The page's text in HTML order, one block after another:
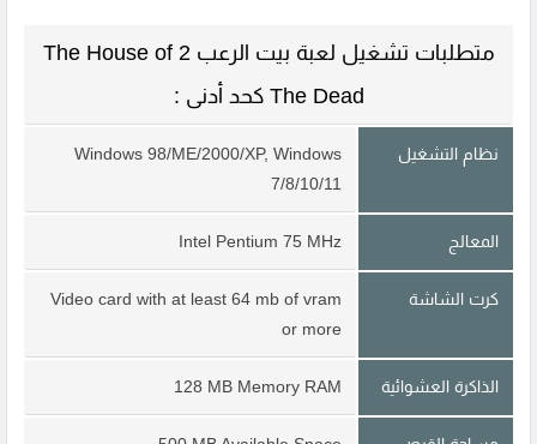
متطلبات تشغيل لعبة بيت الرعب 2 The House of
The Dead كحد أدنى :
نظام التشغيل
Windows 98/ME/2000/XP, Windows
7/8/10/11
المعالج Intel Pentium 75 MHz
كرت الشاشة
Video card with at least 64 mb of vram
or more
الذاكرة العشوائية 128 MB Memory RAM